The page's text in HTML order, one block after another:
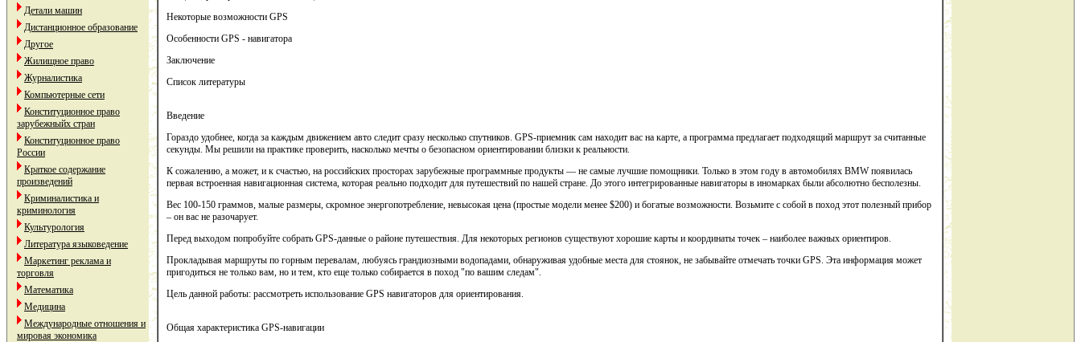
Детали машин
Дистанционное образование
Другое
Жилищное право
Журналистика
Компьютерные сети
Конституционное право
зарубежныйх стран
Конституционное право
России
Краткое содержание
произведений
Криминалистика и
криминология
Культурология
Литература языковедение
Маркетинг реклама и
торговля
Математика
Медицина
Международные отношения и
мировая экономика
Некоторые возможности GPS
Особенности GPS - навигатора
Заключение
Список литературы
Введение
Гораздо удобнее, когда за каждым движением авто следит сразу несколько спутников. GPS-приемник сам находит вас на карте, а программа предлагает подходящий маршрут за считанные
секунды. Мы решили на практике проверить, насколько мечты о безопасном ориентировании близки к реальности.
К сожалению, а может, и к счастью, на российских просторах зарубежные программные продукты — не самые лучшие помощники. Только в этом году в автомобилях BMW появилась
первая встроенная навигационная система, которая реально подходит для путешествий по нашей стране. До этого интегрированные навигаторы в иномарках были абсолютно бесполезны.
Вес 100-150 граммов, малые размеры, скромное энергопотребление, невысокая цена (простые модели менее $200) и богатые возможности. Возьмите с собой в поход этот полезный прибор
– он вас не разочарует.
Перед выходом попробуйте собрать GPS-данные о районе путешествия. Для некоторых регионов существуют хорошие карты и координаты точек – наиболее важных ориентиров.
Прокладывая маршруты по горным перевалам, любуясь грандиозными водопадами, обнаруживая удобные места для стоянок, не забывайте отмечать точки GPS. Эта информация может
пригодиться не только вам, но и тем, кто еще только собирается в поход "по вашим следам".
Цель данной работы: рассмотреть использование GPS навигаторов для ориентирования.
Общая характеристика GPS-навигации